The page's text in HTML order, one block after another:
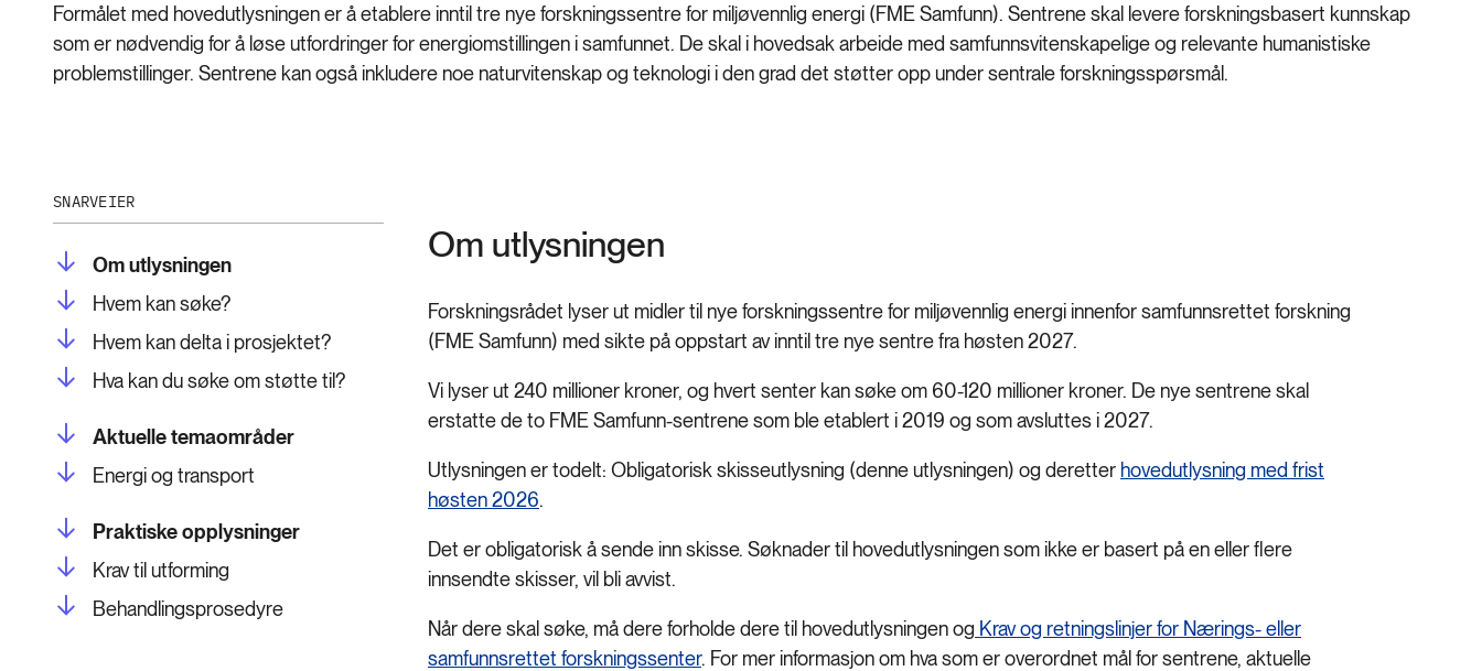
Formålet med hovedutlysningen er å etablere inntil tre nye forskningssentre for miljøvennlig energi (FME Samfunn). Sentrene skal levere forskningsbasert kunnskap
som er nødvendig for å løse utfordringer for energiomstillingen i samfunnet. De skal i hovedsak arbeide med samfunnsvitenskapelige og relevante humanistiske
problemstillinger. Sentrene kan også inkludere noe naturvitenskap og teknologi i den grad det støtter opp under sentrale forskningsspørsmål.
SNARVEIER
Om utlysningen
Hvem kan søke?
Hvem kan delta i prosjektet?
Hva kan du søke om støtte til?
Aktuelle temaområder
Energi og transport
Praktiske opplysninger
Krav til utforming
Behandlingsprosedyre
Om utlysningen
Forskningsrådet lyser ut midler til nye forskningssentre for miljøvennlig energi innenfor samfunnsrettet forskning
(FME Samfunn) med sikte på oppstart av inntil tre nye sentre fra høsten 2027.
Vi lyser ut 240 millioner kroner, og hvert senter kan søke om 60-120 millioner kroner. De nye sentrene skal
erstatte de to FME Samfunn-sentrene som ble etablert i 2019 og som avsluttes i 2027.
Utlysningen er todelt: Obligatorisk skisseutlysning (denne utlysningen) og deretter hovedutlysning med frist
høsten 2026.
Det er obligatorisk å sende inn skisse. Søknader til hovedutlysningen som ikke er basert på en eller flere
innsendte skisser, vil bli avvist.
Når dere skal søke, må dere forholde dere til hovedutlysningen og Krav og retningslinjer for Nærings- eller
samfunnsrettet forskningssenter. For mer informasjon om hva som er overordnet mål for sentrene, aktuelle